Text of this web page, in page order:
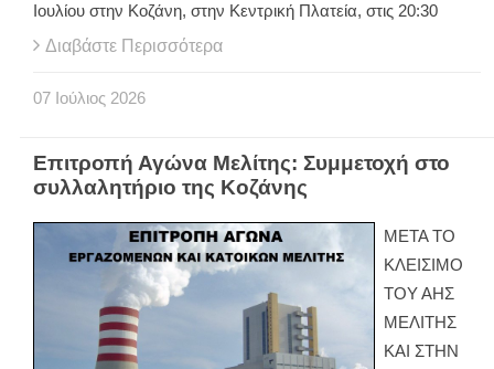
Ιουλίου στην Κοζάνη, στην Κεντρική Πλατεία, στις 20:30
Διαβάστε Περισσότερα
07 Ιούλιος 2026
Επιτροπή Αγώνα Μελίτης: Συμμετοχή στο
συλλαλητήριο της Κοζάνης
ΜΕΤΑ ΤΟ
ΚΛΕΙΣΙΜΟ
ΤΟΥ ΑΗΣ
ΜΕΛΙΤΗΣ
ΚΑΙ ΣΤΗΝ